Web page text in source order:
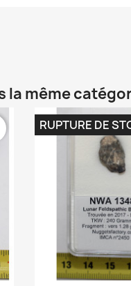
la même
RUPTURE DE